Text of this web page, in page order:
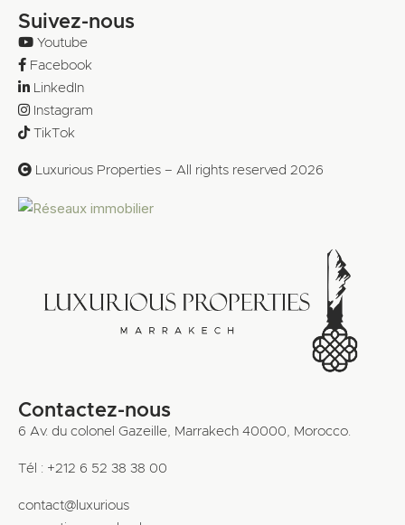
Suivez-nous
Youtube
Facebook
LinkedIn
Instagram
TikTok
Luxurious Properties – All rights reserved 2026
Contactez-nous
6 Av. du colonel Gazeille, Marrakech 40000, Morocco.
Tél : +212 6 52 38 38 00
contact@luxurious